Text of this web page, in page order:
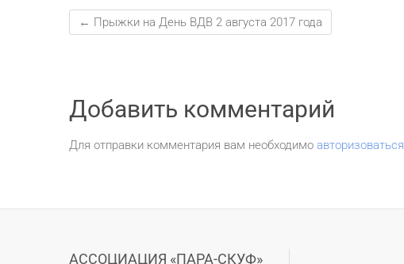
← Прыжки на День ВДВ 2 августа 2017 года
Добавить комментарий
Для отправки комментария вам необходимо авторизоваться
АССОЦИАЦИЯ «ПАРА-СКУФ»